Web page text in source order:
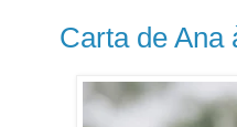
Carta de Ana